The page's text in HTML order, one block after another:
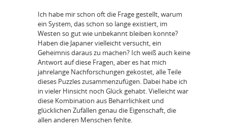
Ich habe mir schon oft die Frage gestellt, warum
ein System, das schon so lange existiert, im
Westen so gut wie unbekannt bleiben konnte?
Haben die Japaner vielleicht versucht, ein
Geheimnis daraus zu machen? Ich weiß auch keine
Antwort auf diese Fragen, aber es hat mich
jahrelange Nachforschungen gekostet, alle Teile
dieses Puzzles zusammenzufügen. Dabei habe ich
in vieler Hinsicht noch Glück gehabt. Vielleicht war
diese Kombination aus Beharrlichkeit und
glücklichen Zufällen genau die Eigenschaft, die
allen anderen Menschen fehlte.